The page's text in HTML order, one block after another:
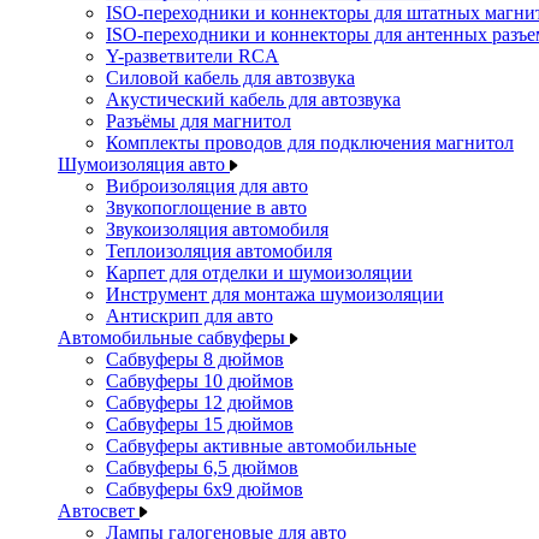
ISO-переходники и коннекторы для штатных
ISO-переходники и коннекторы для антенных
Y-разветвители RCA
Силовой кабель для автозвука
Акустический кабель для автозвука
Разъёмы для магнитол
Комплекты проводов для подключения магнитол
Шумоизоляция авто
Виброизоляция для авто
Звукопоглощение в авто
Звукоизоляция автомобиля
Теплоизоляция автомобиля
Карпет для отделки и шумоизоляции
Инструмент для монтажа шумоизоляции
Антискрип для авто
Автомобильные сабвуферы
Сабвуферы 8 дюймов
Сабвуферы 10 дюймов
Сабвуферы 12 дюймов
Сабвуферы 15 дюймов
Сабвуферы активные автомобильные
Сабвуферы 6,5 дюймов
Сабвуферы 6x9 дюймов
Автосвет
Лампы галогеновые для авто